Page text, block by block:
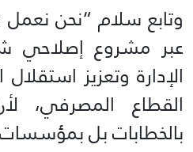
وتابع سلام “نحن نعمل
عبر مشروع إصلاحي
الإدارة وتعزيز
القطاع المصرفي،
بالخطابات بل